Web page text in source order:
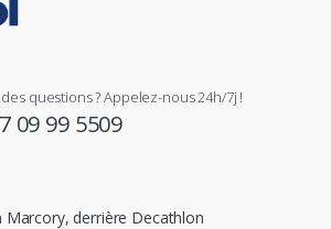
questions ? Appelez-nous 24h/7j !
09 99 5509
Marcory, derrière Decathlon